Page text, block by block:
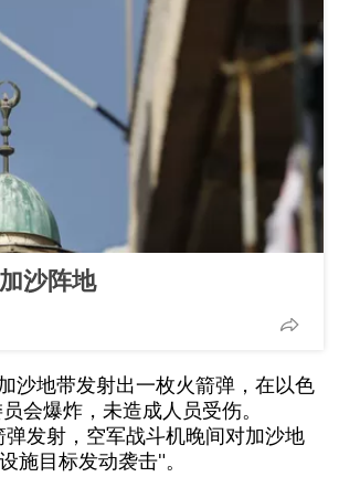
沙阵地
沙地带发射出一枚火箭弹，在以色
会爆炸，未造成人员受伤。
发射，空军战斗机晚间对加沙地
施目标发动袭击"。